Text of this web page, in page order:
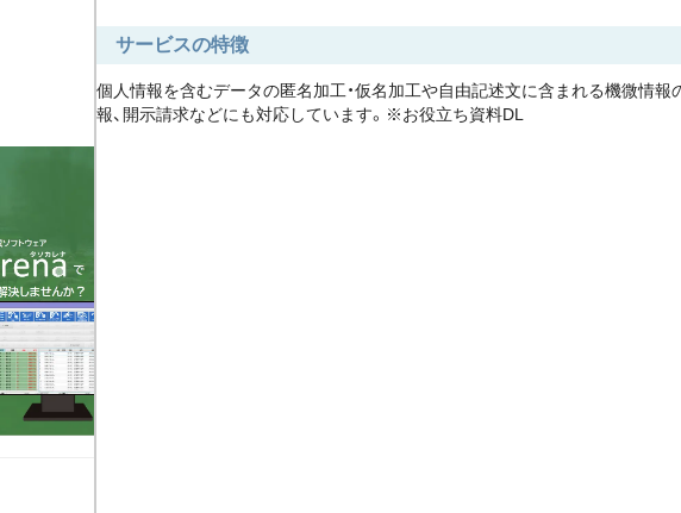
サービスの特徴
個人情報を含むデータの匿名加工・仮名加工や自由記述文に含まれる機微情
報、開示請求などにも対応しています。※お役立ち資料DL